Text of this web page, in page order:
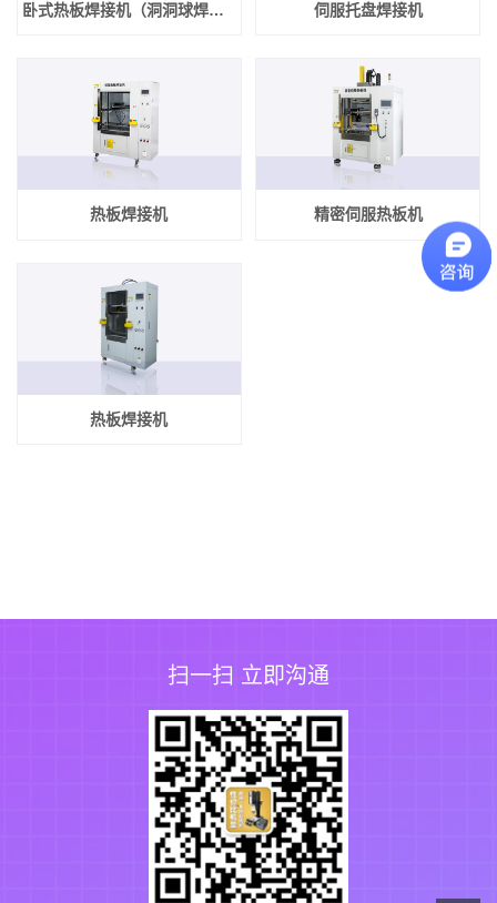
卧式热板焊接机（洞洞球焊接机） 伺服托盘焊接机
热板焊接机 精密伺服热板机
热板焊接机
扫一扫 立即沟通